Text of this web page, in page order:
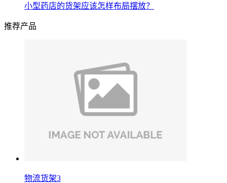
小型药店的货架应该怎样布局摆放？
推荐产品
物流货架3